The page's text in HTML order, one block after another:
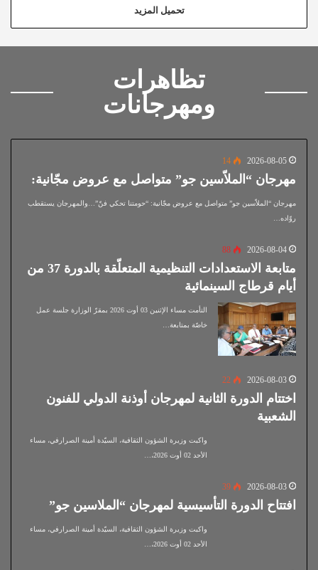
تحميل المزيد
تظاهرات
ومهرجانات
2026-08-05
14
مهرجان “الملاّسين جو” متواصل مع عروض مجّانية:
مهرجان “الملاّسين جو” متواصل مع عروض مجّانية: “حومتنا تحكي فنّ”…والمهرجان يستقطب
روّاده…
2026-08-04
88
متابعة الاستعدادات التنظيمية المتعلّقة بالدورة 37 من
أيام قرطاج السينمائية
التأمت مساء الإثنين 03 أوت 2026 بمقرّ الوزارة جلسة عمل
خاصّة بمتابعة…
2026-08-03
22
اختتام الدورة الثانية لمهرجان أوذنة الدولي للفنون
الشعبية
واكبت وزيرة الشؤون الثقافية، السيّدة أمينة الصرارفي، مساء
الأحد 02 أوت 2026،…
2026-08-03
39
افتتاح الدورة التأسيسية لمهرجان “الملاسين جو”
واكبت وزيرة الشؤون الثقافية، السيّدة أمينة الصرارفي، مساء
الأحد 02 أوت 2026،…